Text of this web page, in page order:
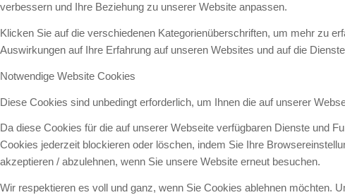
verbessern und Ihre Beziehung zu unserer Website anpassen.
Klicken Sie auf die verschiedenen Kategorienüberschriften, um mehr zu
Auswirkungen auf Ihre Erfahrung auf unseren Websites und auf die
Notwendige Website Cookies
Diese Cookies sind unbedingt erforderlich, um Ihnen die auf unserer
Da diese Cookies für die auf unserer Webseite verfügbaren Dienste und
Cookies jederzeit blockieren oder löschen, indem Sie Ihre
akzeptieren / abzulehnen, wenn Sie unsere Website erneut besuchen.
Wir respektieren es voll und ganz, wenn Sie Cookies ablehnen möchten.